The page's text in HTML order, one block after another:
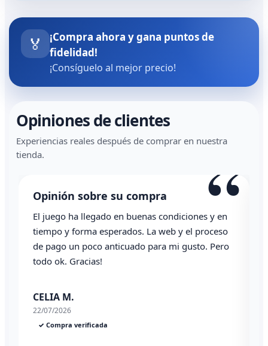
🏅
¡Compra ahora y gana puntos de
fidelidad!
¡Consíguelo al mejor precio!
Opiniones de clientes
Experiencias reales después de comprar en nuestra
tienda.
“
Opinión sobre su compra
El juego ha llegado en buenas condiciones y en
tiempo y forma esperados. La web y el proceso
de pago un poco anticuado para mi gusto. Pero
todo ok. Gracias!
CELIA M.
22/07/2026
✓ Compra verificada